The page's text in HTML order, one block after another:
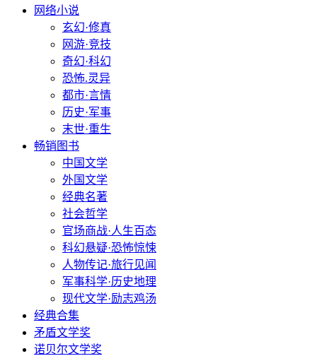
网络小说
玄幻·修真
网游·竞技
奇幻·科幻
恐怖.灵异
都市·言情
历史·军事
末世·重生
畅销图书
中国文学
外国文学
经典名著
社会哲学
官场商战·人生百态
科幻悬疑·恐怖惊悚
人物传记·旅行见闻
军事科学·历史地理
现代文学·励志鸡汤
经典合集
矛盾文学奖
诺贝尔文学奖